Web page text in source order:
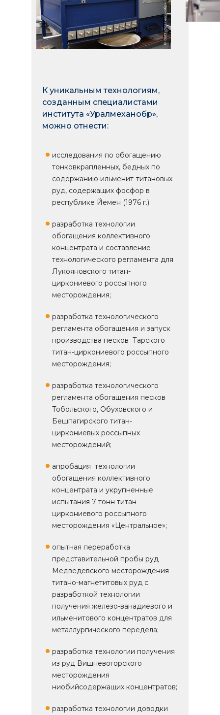
К уникальным технологиям,
созданным специалистами
института «Уралмеханобр»,
можно отнести:
исследования по обогащению
тонковкрапленных, бедных по
содержанию ильменит-титановых
руд, содержащих фосфор в
республике Йемен (1976 г.);
разработка технологии
обогащения коллективного
концентрата и составление
технологического регламента для
Лукояновского титан-
циркониевого россыпного
месторождения;
разработка технологического
регламента обогащения и запуск
производства песков Тарского
титан-циркониевого россыпного
месторождения;
разработка технологического
регламента обогащения песков
Тобольского, Обуховского и
Бешпагирского титан-
циркониевых россыпных
месторождений;
апробация технологии
обогащения коллективного
концентрата и укрупненные
испытания 7 тонн титан-
циркониевого россыпного
месторождения «Центральное»;
опытная переработка
представительной пробы руд
Медведевского месторождения
титано-магнетитовых руд с
разработкой технологии
получения железо-ванадиевого и
ильменитового концентратов для
металлургического передела;
разработка технологии получения
из руд Вишневогорского
месторождения
ниобийсодержащих концентратов;
разработка технологии доводки